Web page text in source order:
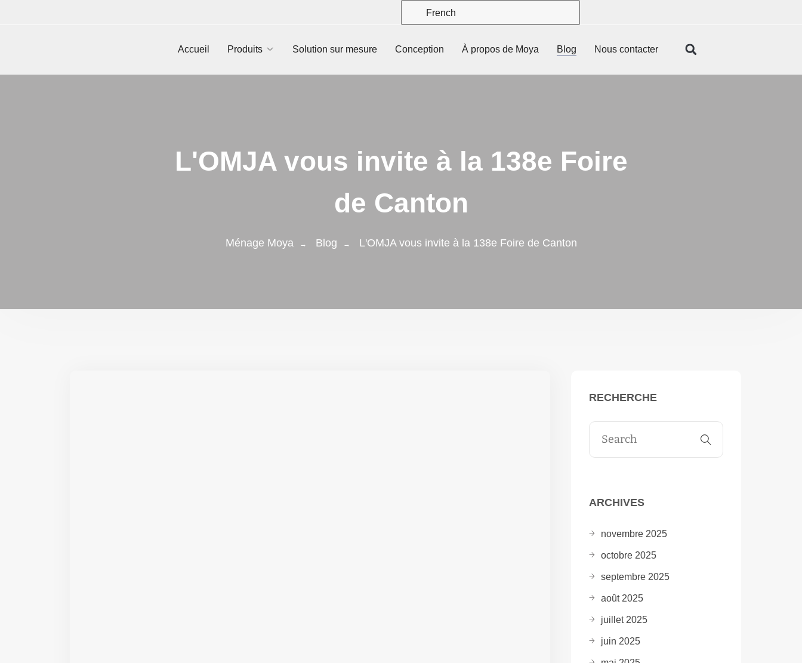
French
Accueil Produits Solution sur mesure Conception À propos de Moya Blog Nous contacter
L'OMJA vous invite à la 138e Foire
de Canton
Ménage Moya Blog L'OMJA vous invite à la 138e Foire de Canton
RECHERCHE
ARCHIVES
novembre 2025
octobre 2025
septembre 2025
août 2025
juillet 2025
juin 2025